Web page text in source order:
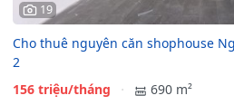
19
Cho thuê nguyên căn shophouse
2
156 triệu/tháng
690 m²